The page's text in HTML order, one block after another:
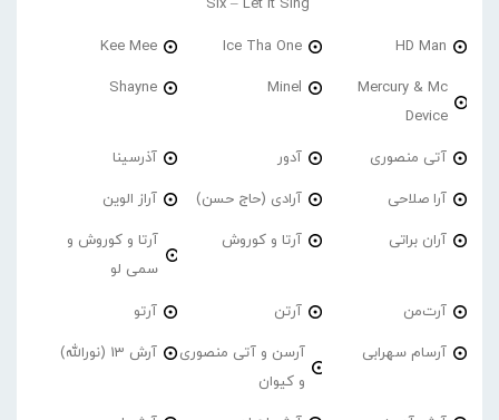
Six – Let It Sing
HD Man
Ice Tha One
Kee Mee
Mercury & Mc
Device
Minel
Shayne
آتی منصوری آدور آذرسینا
آرا صلاحی آرادی (حاج حسن) آراز الوین
آران براتی آرتا و کوروش
آرتا و کوروش و
سمی لو
آرت‌من آرتن آرتو
آرسام سهرابی
آرسن و آتی منصوری
و کیوان
آرش 13 (نورالله)